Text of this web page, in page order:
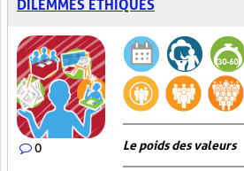
DILEMMES ÉTHIQUES
0 Le poids des valeurs